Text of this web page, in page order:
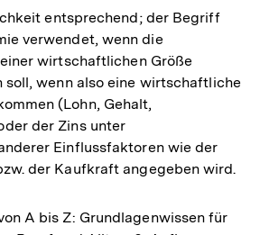
entsprechend; der Begriff
verwendet, wenn die
wirtschaftlichen Größe
wenn also eine wirtschaftliche
(Lohn, Gehalt,
der Zins unter
Einflussfaktoren wie der
der Kaufkraft angegeben wird.
A bis Z: Grundlagenwissen für